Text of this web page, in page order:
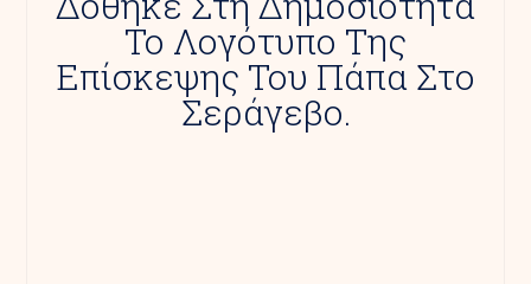
Το Λογότυπο Της
Επίσκεψης Του Πάπα Στο
Σεράγεβο.